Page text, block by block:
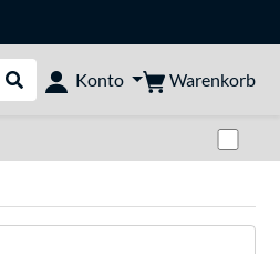
Suche durchführen
Konto Warenkorb